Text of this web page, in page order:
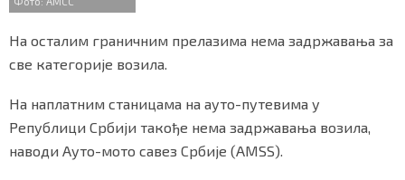
k
p
На осталим граничним прелазима нема задржавања за
све категорије возила.
На наплатним станицама на ауто-путевима у
Републици Србији такође нема задржавања возила,
наводи Ауто-мото савез Србије (AMSS).
БЛОГ
СРБИЈА
ЖИВОТ И СТИЛ